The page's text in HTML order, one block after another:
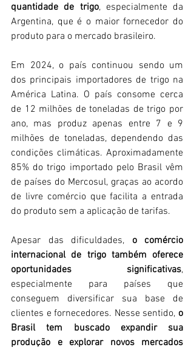
quantidade de trigo, especialmente da
Argentina, que é o maior fornecedor do
produto para o mercado brasileiro.
Em 2024, o país continuou sendo um
dos principais importadores de trigo na
América Latina. O país consome cerca
de 12 milhões de toneladas de trigo por
ano, mas produz apenas entre 7 e 9
milhões de toneladas, dependendo das
condições climáticas. Aproximadamente
85% do trigo importado pelo Brasil vêm
de países do Mercosul, graças ao acordo
de livre comércio que facilita a entrada
do produto sem a aplicação de tarifas.
Apesar das dificuldades, o comércio
internacional de trigo também oferece
oportunidades significativas,
especialmente para países que
conseguem diversificar sua base de
clientes e fornecedores. Nesse sentido, o
Brasil tem buscado expandir sua
produção e explorar novos mercados